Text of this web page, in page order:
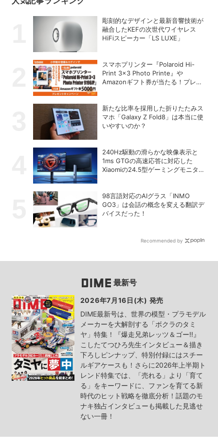
彫刻的なデザインと最新音響技術が
融合したKEFの次世代ワイヤレス
HiFiスピーカー「LS LUXE」
スマホプリンター『Polaroid Hi-
Print 3×3 Photo Printe』や
Amazonギフト券が当たる！プレゼ
新たな比率を採用した折りたたみス
マホ「Galaxy Z Fold8」は本当に使
いやすいのか？
240Hz駆動の滑らかな映像表示と
1ms GTGの高速応答に対応した
Xiaomiの24.5型ゲーミングモニター
98言語対応のAIグラス「INMO
GO3」は会話の概念を変える翻訳デ
バイスだった！
Recommended by
最新号
2026年7月16日(木) 発売
DIME最新号は、世界の模型・プラモデル
メーカーを大解剖する「ボクラのタミ
ヤ」特集！『爆走兄弟レッツ＆ゴー!!』
こしたてつひろ先生インタビュー＆描き
下ろしピンナップ、特別付録にはスチー
ルギアケースも！さらに2026年上半期ト
レンド特集では、「売れる」より「育て
る」をキーワードに、ファンを育てる新
時代のヒット戦略を徹底分析！話題のモ
ナキ独占インタビューも掲載した見逃せ
ない一冊！